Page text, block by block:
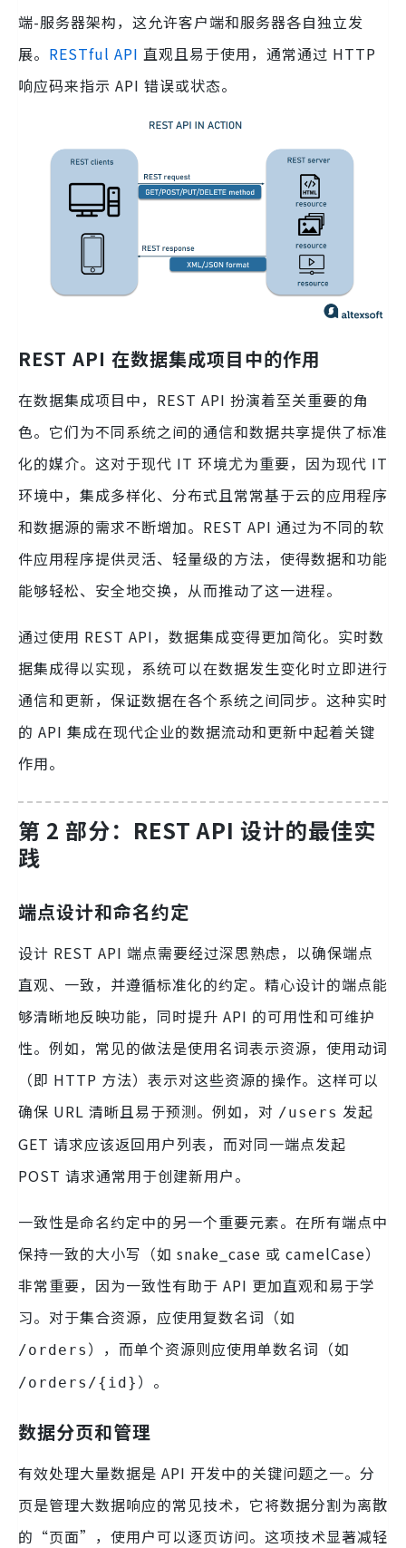
端-服务器架构，这允许客户端和服务器各自独立发
展。 RESTful API 直观且易于使用，通常通过 HTTP
响应码来指示 API 错误或状态。
REST API 在数据集成项目中的作用
在数据集成项目中，REST API 扮演着至关重要的角
色。它们为不同系统之间的通信和数据共享提供了标准
化的媒介。这对于现代 IT 环境尤为重要，因为现代 IT
环境中，集成多样化、分布式且常常基于云的应用程序
和数据源的需求不断增加。REST API 通过为不同的软
件应用程序提供灵活、轻量级的方法，使得数据和功能
能够轻松、安全地交换，从而推动了这一进程。
通过使用 REST API，数据集成变得更加简化。实时数
据集成得以实现，系统可以在数据发生变化时立即进行
通信和更新，保证数据在各个系统之间同步。这种实时
的 API 集成在现代企业的数据流动和更新中起着关键
作用。
第 2 部分：REST API 设计的最佳实
践
端点设计和命名约定
设计 REST API 端点需要经过深思熟虑，以确保端点
直观、一致，并遵循标准化的约定。精心设计的端点能
够清晰地反映功能，同时提升 API 的可用性和可维护
性。例如，常见的做法是使用名词表示资源，使用动词
（即 HTTP 方法）表示对这些资源的操作。这样可以
确保 URL 清晰且易于预测。例如，对 /users 发起
GET 请求应该返回用户列表，而对同一端点发起
POST 请求通常用于创建新用户。
一致性是命名约定中的另一个重要元素。在所有端点中
保持一致的大小写（如 snake_case 或 camelCase）
非常重要，因为一致性有助于 API 更加直观和易于学
习。对于集合资源，应使用复数名词（如
/orders ），而单个资源则应使用单数名词（如
/orders/{id} ）。
数据分页和管理
有效处理大量数据是 API 开发中的关键问题之一。分
页是管理大数据响应的常见技术，它将数据分割为离散
的“页面”，使用户可以逐页访问。这项技术显著减轻